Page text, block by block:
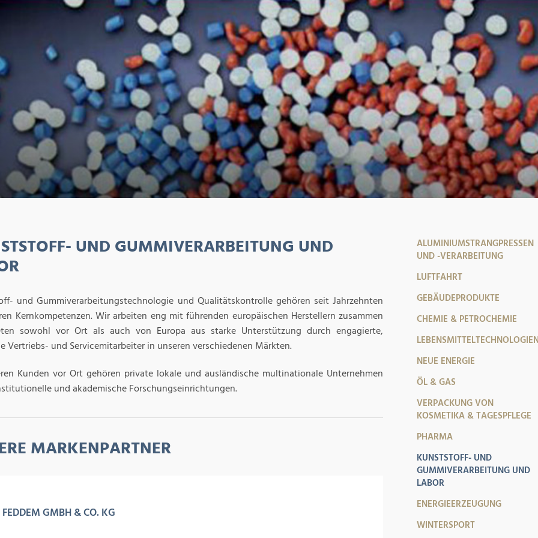
ALUMINIUMSTRANGPRESSEN
UND -VERARBEITUNG
LUFTFAHRT
GEBÄUDEPRODUKTE
CHEMIE & PETROCHEMIE
NEUE ENERGIE
ÖL & GAS
VERPACKUNG VON
KOSMETIKA & TAGESPFLEGE
PHARMA
KUNSTSTOFF- UND
GUMMIVERARBEITUNG UND
LABOR
ENERGIEERZEUGUNG
WINTERSPORT
UND GUMMIVERARBEITUNG UND
und Gummiverarbeitungstechnologie und Qualitätskontrolle gehören seit Jahrzehnten
Kernkompetenzen. Wir arbeiten eng mit führenden europäischen Herstellern zusammen
sowohl vor Ort als auch von Europa aus starke Unterstützung durch engagierte,
Vertriebs- und Servicemitarbeiter in unseren verschiedenen Märkten.
Kunden vor Ort gehören private lokale und ausländische multinationale Unternehmen
und akademische Forschungseinrichtungen.
MARKENPARTNER
FEDDEM GMBH & CO. KG